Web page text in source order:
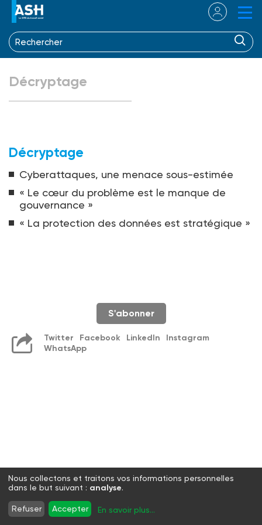
Décryptage
Décryptage
Cyberattaques, une menace sous-estimée
« Le cœur du problème est le manque de
gouvernance »
« La protection des données est stratégique »
S'abonner
Twitter Facebook LinkedIn
Instagram
WhatsApp
Nous collectons et traitons vos informations personnelles
dans le but suivant : analyse.
Refuser Accepter En savoir plus...